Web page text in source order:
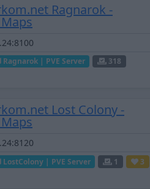
Ragnarok -
Ragnarok | PVE Server
318
Lost Colony -
LostColony | PVE Server 1
3